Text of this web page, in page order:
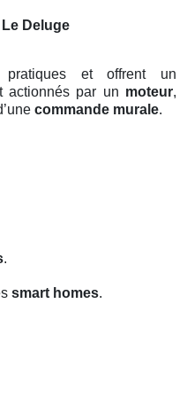
Deluge
et offrent un
actionnés par un moteur,
commande murale.
.
smart homes.